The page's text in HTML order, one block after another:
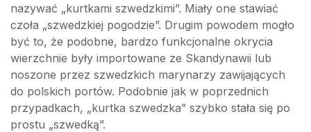
nazywać „kurtkami szwedzkimi”. Miały one stawiać
czoła „szwedzkiej pogodzie”. Drugim powodem mogło
być to, że podobne, bardzo funkcjonalne okrycia
wierzchnie były importowane ze Skandynawii lub
noszone przez szwedzkich marynarzy zawijających
do polskich portów. Podobnie jak w poprzednich
przypadkach, „kurtka szwedzka” szybko stała się po
prostu „szwedką”.